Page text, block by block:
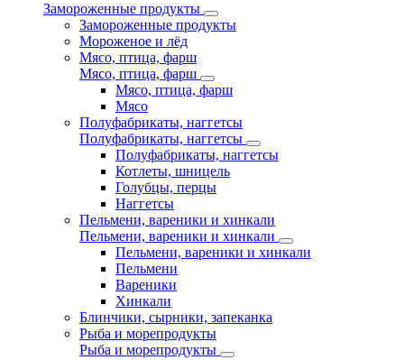
Замороженные продукты
Замороженные продукты
Мороженое и лёд
Мясо, птица, фарш
Мясо, птица, фарш
Мясо, птица, фарш
Мясо
Полуфабрикаты, наггетсы
Полуфабрикаты, наггетсы
Полуфабрикаты, наггетсы
Котлеты, шницель
Голубцы, перцы
Наггетсы
Пельмени, вареники и хинкали
Пельмени, вареники и хинкали
Пельмени, вареники и хинкали
Пельмени
Вареники
Хинкали
Блинчики, сырники, запеканка
Рыба и морепродукты
Рыба и морепродукты